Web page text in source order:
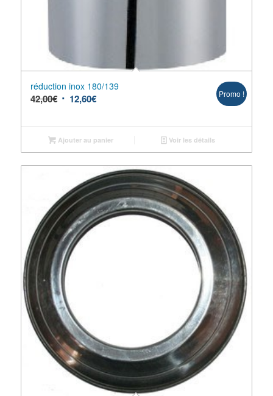
réduction inox 180/139
42,00€ 12,60€ Promo !
Ajouter au panier Voir les détails